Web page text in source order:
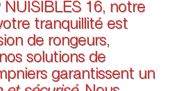
NUISIBLES 16, notre
tranquillité est
de rongeurs,
solutions de
garantissent un